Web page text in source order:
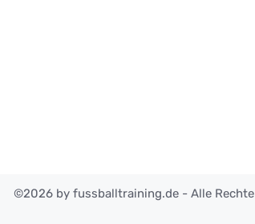
©2026 by fussballtraining.de - Alle